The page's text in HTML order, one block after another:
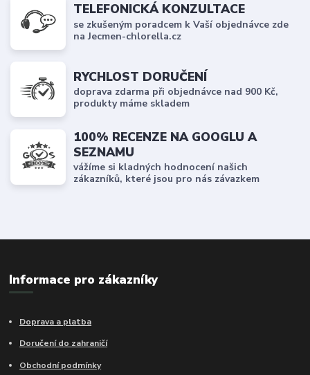
TELEFONICKÁ KONZULTACE
se zkušeným poradcem k Vaší objednávce zde
na Jecmen-chlorella.cz
RYCHLOST DORUČENÍ
doprava zdarma při objednávce nad 900 Kč,
produkty máme skladem
100% RECENZE NA GOOGLU A
SEZNAMU
vážíme si kladných hodnocení našich
zákazníků, které jsou pro nás závazkem
Informace pro zákazníky
Doprava a platba
Doručení do zahraničí
Obchodní podmínky